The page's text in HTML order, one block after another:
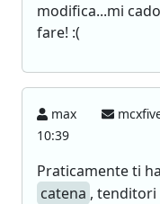
modifica...mi
fare! :(
max
10:39
Praticamente ti
catena , tenditori